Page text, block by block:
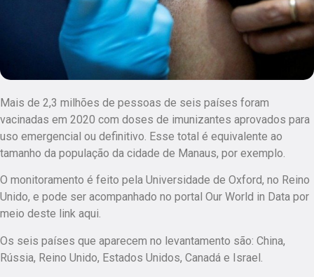
Mais de 2,3 milhões de pessoas de seis países foram
vacinadas em 2020 com doses de imunizantes aprovados para
uso emergencial ou definitivo. Esse total é equivalente ao
tamanho da população da cidade de Manaus, por exemplo.
O monitoramento é feito pela Universidade de Oxford, no Reino
Unido, e pode ser acompanhado no portal Our World in Data por
meio deste link aqui.
Os seis países que aparecem no levantamento são: China,
Rússia, Reino Unido, Estados Unidos, Canadá e Israel.